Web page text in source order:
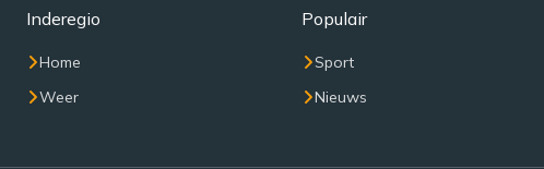
Inderegio
Home
Weer
Populair
Sport
Nieuws